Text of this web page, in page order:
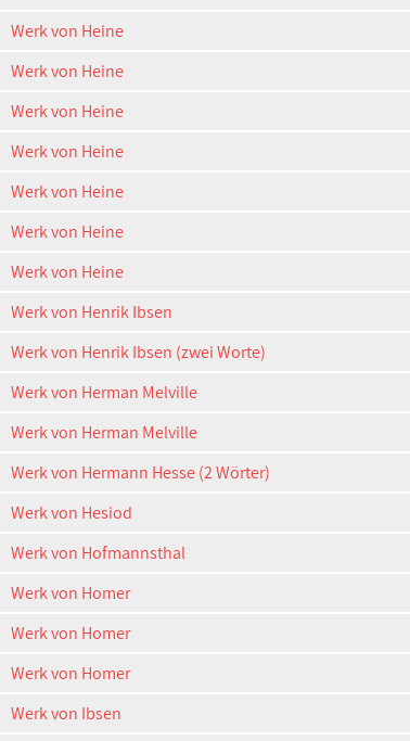
Werk von Heine
Werk von Heine
Werk von Heine
Werk von Heine
Werk von Heine
Werk von Heine
Werk von Heine
Werk von Henrik Ibsen
Werk von Henrik Ibsen (zwei Worte)
Werk von Herman Melville
Werk von Herman Melville
Werk von Hermann Hesse (2 Wörter)
Werk von Hesiod
Werk von Hofmannsthal
Werk von Homer
Werk von Homer
Werk von Homer
Werk von Ibsen